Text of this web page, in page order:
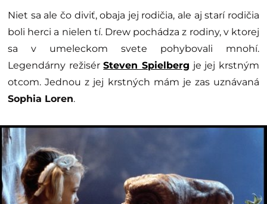
Niet sa ale čo diviť, obaja jej rodičia, ale aj starí rodičia
boli herci a nielen tí. Drew pochádza z rodiny, v ktorej
sa v umeleckom svete pohybovali mnohí.
Legendárny režisérSteven Spielberg je jej krstným
otcom. Jednou z jej krstných mám je zas uznávaná
Sophia Loren.